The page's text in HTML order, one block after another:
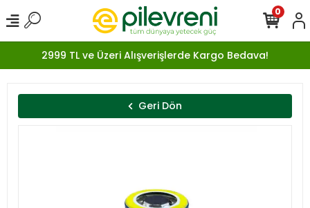
2999 TL ve Üzeri Alışverişlerde Kargo Bedava!
0
Geri Dön